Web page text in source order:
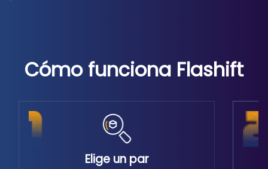
Cómo funciona Flashift
Elige un par